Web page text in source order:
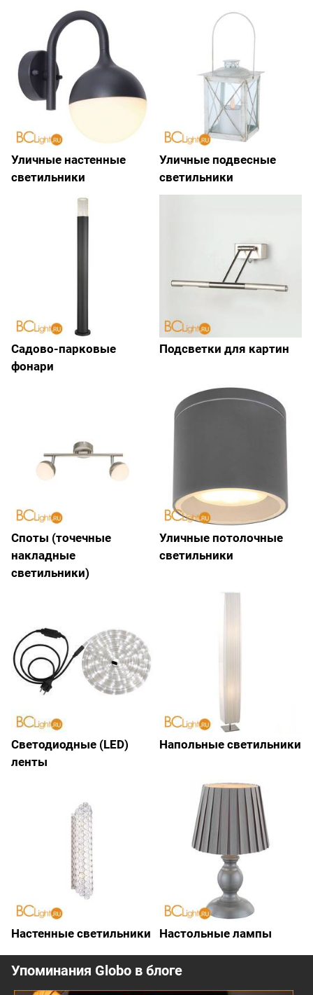
Уличные настенные
светильники
Уличные подвесные
светильники
Садово-парковые
фонари
Подсветки для картин
Споты (точечные
накладные
светильники)
Уличные потолочные
светильники
Светодиодные (LED)
ленты
Напольные светильники
Настенные светильники Настольные лампы
Упоминания Globo в блоге